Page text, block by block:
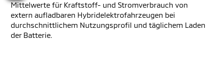
Mittelwerte für Kraftstoff- und Stromverbrauch von
extern aufladbaren Hybridelektrofahrzeugen bei
durchschnittlichem Nutzungsprofil und täglichem Laden
der Batterie.